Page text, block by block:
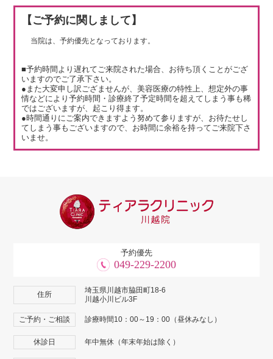
【ご予約に関しまして】
当院は、予約優先となっております。
■予約時間より遅れてご来院された場合、お待ち頂くことがござ
いますのでご了承下さい。
●また大変申し訳ござませんが、美容医療の特性上、想定外の事
情などにより予約時間・診療終了予定時間を超えてしまう事も稀
ではございますが、起こり得ます。
●時間通りにご案内できますよう努めて参りますが、お待たせし
てしまう事もございますので、お時間に余裕を持ってご来院下さ
いませ。
予約優先
049-229-2200
住所
埼玉県川越市脇田町18-6
川越小川ビル3F
ご予約・ご相談 診療時間10：00～19：00（昼休みなし）
休診日 年中無休（年末年始は除く）